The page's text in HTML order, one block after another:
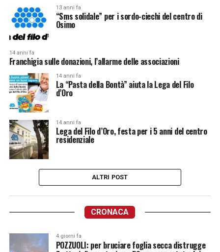
13 anni fa
“Sms solidale” per i sordo-ciechi del centro di
Osimo
14 anni fa
Franchigia sulle donazioni, l’allarme delle associazioni
14 anni fa
La “Pasta della Bontà” aiuta la Lega del Filo
d’Oro
14 anni fa
Lega del Filo d’Oro, festa per i 5 anni del centro
residenziale
ALTRI POST
CRONACA
4 giorni fa
POZZUOLI: per bruciare foglia secca distrugge